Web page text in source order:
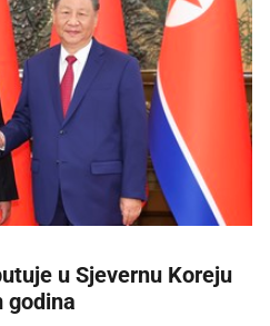
u Sjevernu Koreju
godina